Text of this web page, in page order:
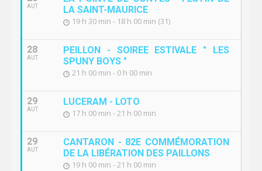
AUT
LA SAINT-MAURICE
19 h 30 min - 18 h 00 min (31)
28
AUT
PEILLON - SOIREE ESTIVALE " LES
SPUNY BOYS "
21 h 00 min - 0 h 00 min
29
AUT
LUCERAM - LOTO
17 h 00 min - 21 h 00 min
29
AUT
CANTARON - 82E COMMÉMORATION
DE LA LIBÉRATION DES PAILLONS
19 h 00 min - 21 h 00 min